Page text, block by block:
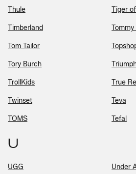
Thule Tiger
Timberland
Tom Tailor
Tory Burch
TrollKids True
Twinset Teva
TOMS Tefal
U
UGG Under